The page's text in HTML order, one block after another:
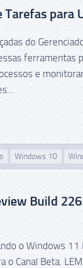
Tarefas para
do
ferramentas
e
Windows 10
Build
o Windows
Canal Beta.